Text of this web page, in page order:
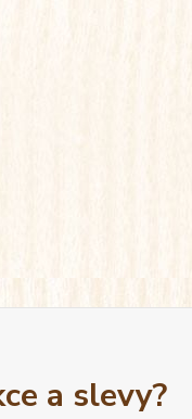
a slevy?